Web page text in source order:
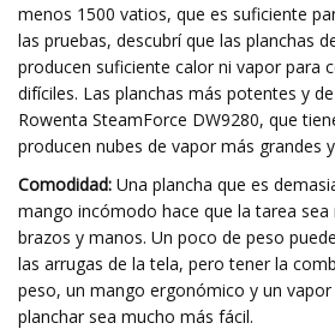
menos 1500 vatios, que es suficiente
las pruebas, descubrí que las planchas
producen suficiente calor ni vapor para
difíciles. Las planchas más potentes y
Rowenta SteamForce DW9280, que
producen nubes de vapor más grandes
Comodidad: Una plancha que es
mango incómodo hace que la tarea sea
brazos y manos. Un poco de peso
las arrugas de la tela, pero tener la
peso, un mango ergonómico y un
planchar sea mucho más fácil.